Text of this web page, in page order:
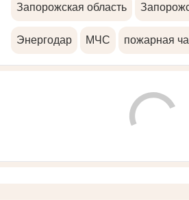
Запорожская область
Энергодар МЧС пожарная